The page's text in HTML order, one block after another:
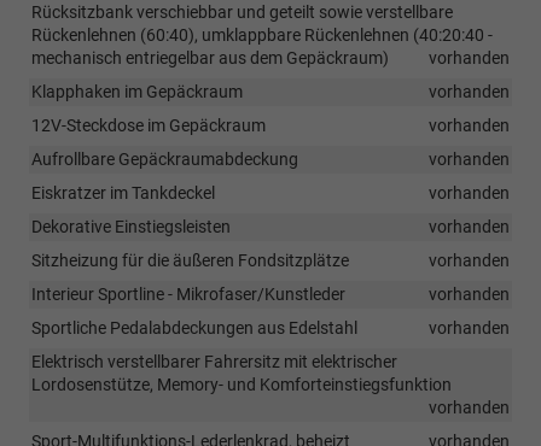
Rücksitzbank verschiebbar und geteilt sowie verstellbare
Rückenlehnen (60:40), umklappbare Rückenlehnen (40:20:40 -
mechanisch entriegelbar aus dem Gepäckraum)
vorhanden
Klapphaken im Gepäckraum
vorhanden
12V-Steckdose im Gepäckraum
vorhanden
Aufrollbare Gepäckraumabdeckung
vorhanden
Eiskratzer im Tankdeckel
vorhanden
Dekorative Einstiegsleisten
vorhanden
Sitzheizung für die äußeren Fondsitzplätze
vorhanden
Interieur Sportline - Mikrofaser/Kunstleder
vorhanden
Sportliche Pedalabdeckungen aus Edelstahl
vorhanden
Elektrisch verstellbarer Fahrersitz mit elektrischer
Lordosenstütze, Memory- und Komforteinstiegsfunktion
vorhanden
Sport-Multifunktions-Lederlenkrad, beheizt
vorhanden